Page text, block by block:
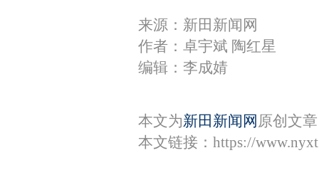
来源：新田新闻网
作者：卓宇斌 陶红星
编辑：李成婧
本文为新田新闻网 原创文
本文链接： https://